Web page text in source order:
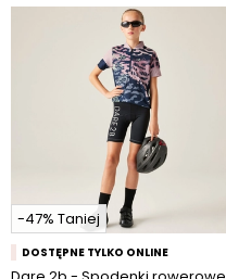
-47% Taniej
DOSTĘPNE TYLKO ONLINE